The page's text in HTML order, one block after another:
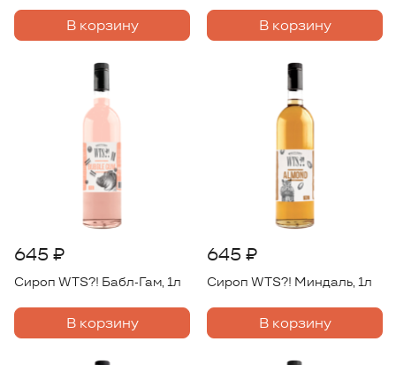
В корзину В корзину
645 ₽
Сироп WTS?! Бабл-Гам, 1л
В корзину
645 ₽
Сироп WTS?! Миндаль, 1л
В корзину